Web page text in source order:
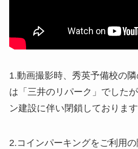
1.動画撮影時、秀英予備校の
は「三井のリパーク」でした
ン建設に伴い閉鎖しております
2.コインパーキングをご利用